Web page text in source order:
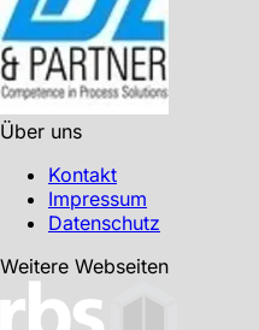
Über uns
Kontakt
Impressum
Datenschutz
Weitere Webseiten